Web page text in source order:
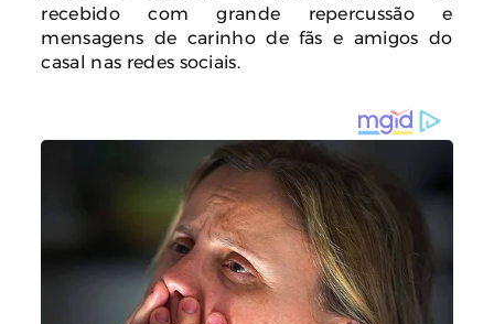
recebido com grande repercussão e
mensagens de carinho de fãs e amigos do
casal nas redes sociais.